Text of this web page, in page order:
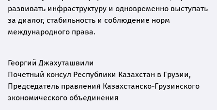
развивать инфраструктуру и одновременно выступать
за диалог, стабильность и соблюдение норм
международного права.
Георгий Джахуташвили
Почетный консул Республики Казахстан в Грузии,
Председатель правления Казахстанско-Грузинского
экономического объединения